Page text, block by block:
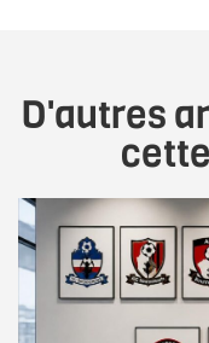
D'autres